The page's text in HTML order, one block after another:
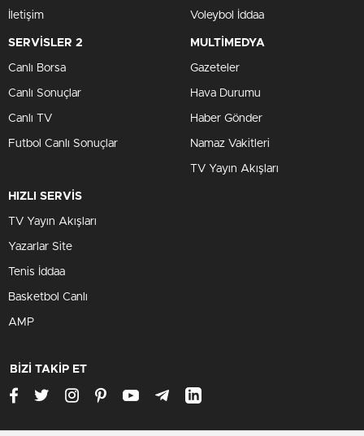
İletişim Voleybol İddaa
SERVİSLER 2
Canlı Borsa
Canlı Sonuçlar
Canlı TV
Futbol Canlı Sonuçlar
MULTİMEDYA
Gazeteler
Hava Durumu
Haber Gönder
Namaz Vakitleri
TV Yayın Akışları
HIZLI SERVİS
TV Yayın Akışları
Yazarlar Site
Tenis İddaa
Basketbol Canlı
AMP
BİZİ TAKİP ET